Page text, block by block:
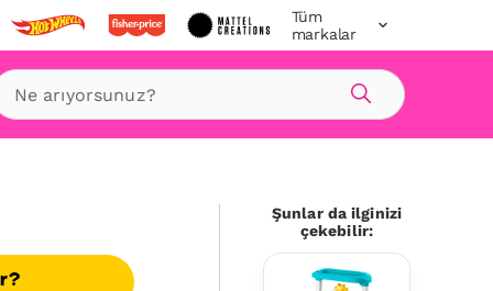
Tüm
markalar
Ara
Şunlar da ilginizi
çekebilir: